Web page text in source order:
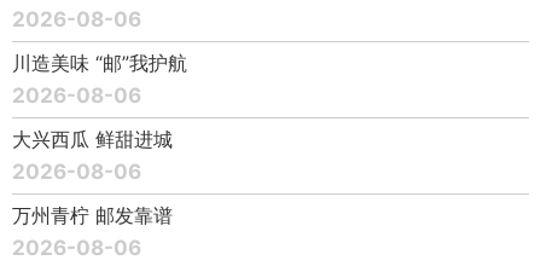
2026-08-06
川造美味 “邮”我护航
2026-08-06
大兴西瓜 鲜甜进城
2026-08-06
万州青柠 邮发靠谱
2026-08-06